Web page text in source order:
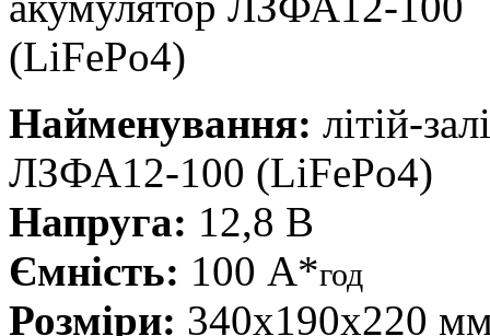
Найменування: літій-
ЛЗФА12-100 (LiFePo4)
Напруга: 12,8 В
Ємність: 100 А*год
Розміри: 340x190x220